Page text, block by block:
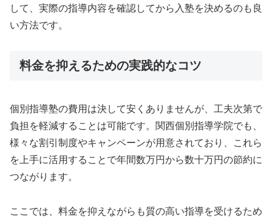
して、実際の指導内容を確認してから入塾を決めるのも良
い方法です。
料金を抑えるための実践的なコツ
個別指導塾の費用は決して安くありませんが、工夫次第で
負担を軽減することは可能です。関西個別指導学院でも、
様々な割引制度やキャンペーンが用意されており、これら
を上手に活用することで年間数万円から数十万円の節約に
つながります。
ここでは、料金を抑えながらも質の高い指導を受けるため